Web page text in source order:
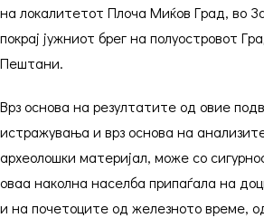
на локалитетот Плоча Миќов Град, во
покрај јужниот брег на полуостровот
Пештани.
Врз основа на резултатите од овие
истражувања и врз основа на
археолошки материјал, може со
оваа наколна населба припаѓала на
и на почетоците од железното време,